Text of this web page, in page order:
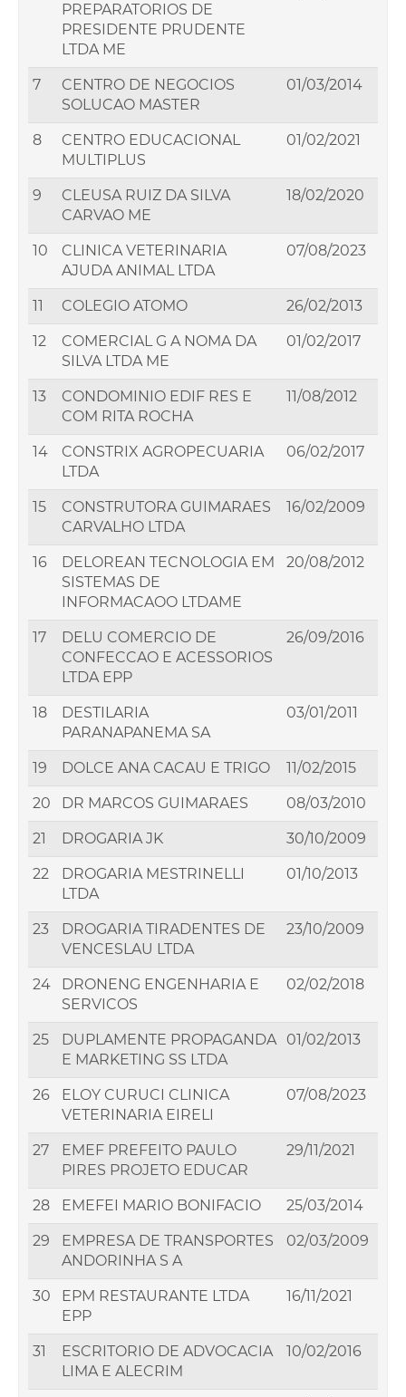
PREPARATORIOS DE
PRESIDENTE PRUDENTE
LTDA ME
7
CENTRO DE NEGOCIOS
SOLUCAO MASTER
01/03/2014
8
CENTRO EDUCACIONAL
MULTIPLUS
01/02/2021
9
CLEUSA RUIZ DA SILVA
CARVAO ME
18/02/2020
10
CLINICA VETERINARIA
AJUDA ANIMAL LTDA
07/08/2023
11 COLEGIO ATOMO 26/02/2013
12
COMERCIAL G A NOMA DA
SILVA LTDA ME
01/02/2017
13
CONDOMINIO EDIF RES E
COM RITA ROCHA
11/08/2012
14
CONSTRIX AGROPECUARIA
LTDA
06/02/2017
15
CONSTRUTORA GUIMARAES
CARVALHO LTDA
16/02/2009
16
DELOREAN TECNOLOGIA EM
SISTEMAS DE
INFORMACAOO LTDAME
20/08/2012
17
DELU COMERCIO DE
CONFECCAO E ACESSORIOS
LTDA EPP
26/09/2016
18
DESTILARIA
PARANAPANEMA SA
03/01/2011
19 DOLCE ANA CACAU E TRIGO 11/02/2015
20 DR MARCOS GUIMARAES 08/03/2010
21 DROGARIA JK 30/10/2009
22
DROGARIA MESTRINELLI
LTDA
01/10/2013
23
DROGARIA TIRADENTES DE
VENCESLAU LTDA
23/10/2009
24
DRONENG ENGENHARIA E
SERVICOS
02/02/2018
25
DUPLAMENTE PROPAGANDA
E MARKETING SS LTDA
01/02/2013
26
ELOY CURUCI CLINICA
VETERINARIA EIRELI
07/08/2023
27
EMEF PREFEITO PAULO
PIRES PROJETO EDUCAR
29/11/2021
28 EMEFEI MARIO BONIFACIO 25/03/2014
29
EMPRESA DE TRANSPORTES
ANDORINHA S A
02/03/2009
30
EPM RESTAURANTE LTDA
EPP
16/11/2021
31
ESCRITORIO DE ADVOCACIA
LIMA E ALECRIM
10/02/2016